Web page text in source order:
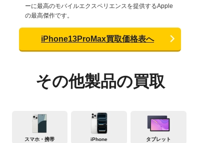
ーに最高のモバイルエクスペリエンスを提供するApple
の最高傑作です。
iPhone13ProMax買取価格表へ
その他製品の買取
スマホ・携帯 iPhone タブレット